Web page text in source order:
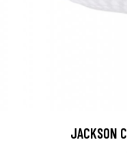
JACKSON